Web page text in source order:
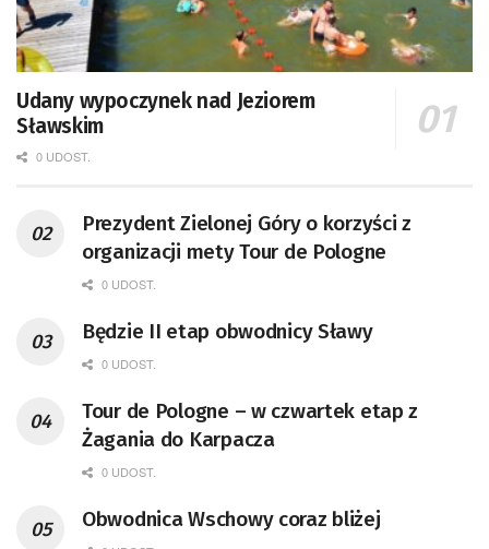
Udany wypoczynek nad Jeziorem
Sławskim
0 UDOST.
Prezydent Zielonej Góry o korzyści z
organizacji mety Tour de Pologne
0 UDOST.
Będzie II etap obwodnicy Sławy
0 UDOST.
Tour de Pologne – w czwartek etap z
Żagania do Karpacza
0 UDOST.
Obwodnica Wschowy coraz bliżej